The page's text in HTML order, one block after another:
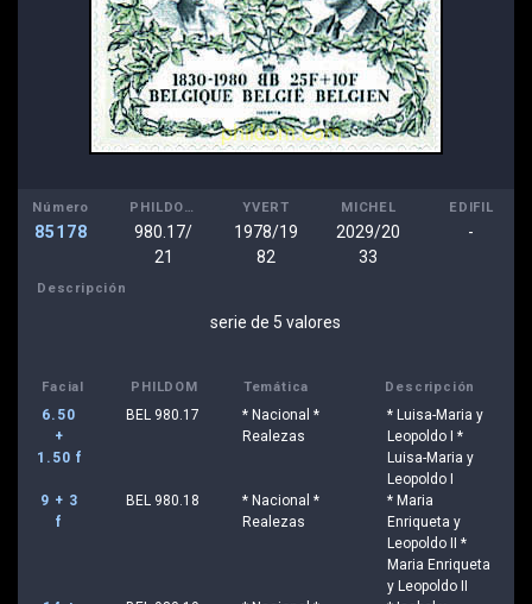
Número
85178
PHILDOM
980.17/
21
YVERT
1978/19
82
MICHEL
2029/20
33
EDIFIL
-
Descripción
serie de 5 valores
Facial PHILDOM Temática Descripción
6.50
+
1.50 f
BEL 980.17
* Nacional *
Realezas
* Luisa-Maria y
Leopoldo I *
Luisa-Maria y
Leopoldo I
9 + 3
f
BEL 980.18
* Nacional *
Realezas
* Maria
Enriqueta y
Leopoldo II *
Maria Enriqueta
y Leopoldo II